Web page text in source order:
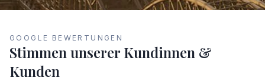
GOOGLE BEWERTUNGEN
Stimmen unserer Kundinnen &
Kunden